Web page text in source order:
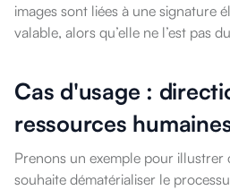
images sont liées à une signature
valable, alors qu’elle ne l’est pas
Cas d'usage :
ressources
Prenons un exemple pour illustrer
souhaite dématérialiser le